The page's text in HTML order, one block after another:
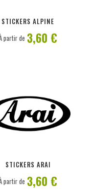
STICKERS ALPINE
partir de 3,60 €
STICKERS ARAI
partir de 3,60 €